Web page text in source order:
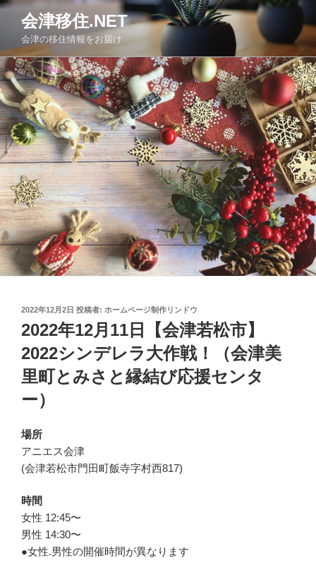
コ
ン
ツ
へ
ス
キ
ッ
プ
会津移住.NET
会津の移住情報をお届け
投
日:
2022年12月2日 投稿者: ホームページ制作リンドウ
2022年12月11日【会津若松市】
2022シンデレラ大作戦！（会津美
里町とみさと縁結び応援センタ
ー）
場所
アニエス会津
(会津若松市門田町飯寺字村西817)
時間
女性 12:45〜
男性 14:30〜
●女性.男性の開催時間が異なります